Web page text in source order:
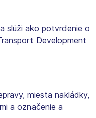
a slúži ako potvrdenie o
Development
miesta nakládky,
a označenie a